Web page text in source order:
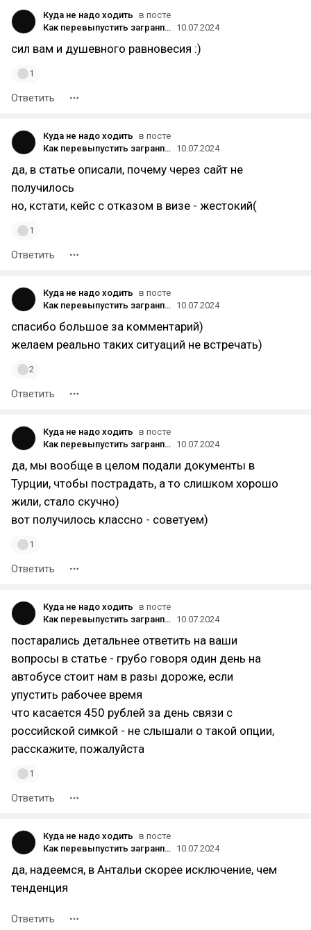
Куда не надо ходить в посте
Как перевыпустить загранпаспорт российскому гражданину в Турции? 10.07.2024
сил вам и душевного равновесия :)
1
Ответить
Куда не надо ходить в посте
Как перевыпустить загранпаспорт российскому гражданину в Турции? 10.07.2024
да, в статье описали, почему через сайт не
получилось
но, кстати, кейс с отказом в визе - жестокий(
1
Ответить
Куда не надо ходить в посте
Как перевыпустить загранпаспорт российскому гражданину в Турции? 10.07.2024
спасибо большое за комментарий)
желаем реально таких ситуаций не встречать)
2
Ответить
Куда не надо ходить в посте
Как перевыпустить загранпаспорт российскому гражданину в Турции? 10.07.2024
да, мы вообще в целом подали документы в
Турции, чтобы пострадать, а то слишком хорошо
жили, стало скучно)
вот получилось классно - советуем)
1
Ответить
Куда не надо ходить в посте
Как перевыпустить загранпаспорт российскому гражданину в Турции? 10.07.2024
постарались детальнее ответить на ваши
вопросы в статье - грубо говоря один день на
автобусе стоит нам в разы дороже, если
упустить рабочее время
что касается 450 рублей за день связи с
российской симкой - не слышали о такой опции,
расскажите, пожалуйста
1
Ответить
Куда не надо ходить в посте
Как перевыпустить загранпаспорт российскому гражданину в Турции? 10.07.2024
да, надеемся, в Антальи скорее исключение, чем
тенденция
Ответить